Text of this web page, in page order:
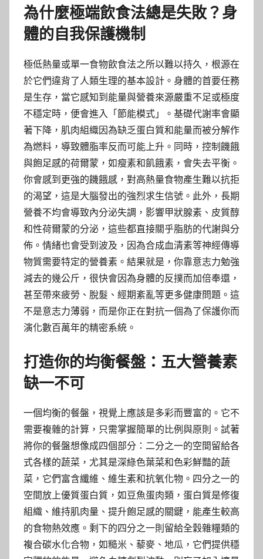
為什麼極端飲食法總是失敗？身
體的自我保護機制
極低熱量或單一食物飲食法之所以難以持久，根源在
於它們違背了人類生理的基本設計。身體的首要任務
是生存，當它感知到能量與營養來源嚴重不足或極度
不穩定時，便會進入「節能模式」。基礎代謝率會顯
著下降，肌肉組織因為缺乏蛋白質和能量而被分解作
為燃料，導致體脂率反而可能上升。同時，控制饑餓
與飽足感的荷爾蒙，如瘦素和飢餓素，會失去平衡。
你會感到更強的饑餓感，對高熱量食物產生難以抗拒
的渴望，這是大腦發出的強烈求生信號。此外，長期
營養不均會導致內分泌失調，影響甲狀腺素、皮質醇
和性荷爾蒙的分泌，這些都直接關乎脂肪的代謝與分
佈。情緒也會受到波及，因為合成血清素等神經傳導
物質需要特定的營養素。結果就是，你靠意志力勉強
減去的幾公斤，很快會因為身體的反撲而加倍奉還，
甚至帶來疲勞、脫髮、經期紊亂等更多健康問題。這
不是意志力薄弱，而是你正在對抗一個為了保護你而
演化數百萬年的精密系統。
打造你的均衡餐盤：五大營養素
缺一不可
一個均衡的餐盤，視覺上應該是多彩而豐富的。它不
需要複雜的計算，只需掌握簡單的比例與原則。試著
將你的餐盤想像成四個部分：二分之一的空間留給各
式各樣的蔬菜，尤其是深綠色葉菜和色彩鮮豔的蔬
菜，它們富含纖維、維生素和抗氧化物。四分之一的
空間放上優質蛋白質，如豆魚蛋肉類，蛋白質是修復
組織、維持肌肉量、提升飽足感的關鍵，能產生較高
的食物熱效應。剩下的四分之一則留給全穀雜糧類的
複合碳水化合物，如糙米、藜麥、地瓜，它們提供穩